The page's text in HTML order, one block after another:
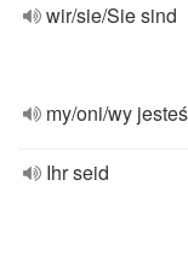
wir/sie/Sie sind
my/oni/wy
Ihr seid